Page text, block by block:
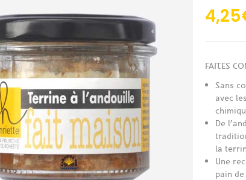
4,25
FAITES
Sans
avec
De
la
Une
pain